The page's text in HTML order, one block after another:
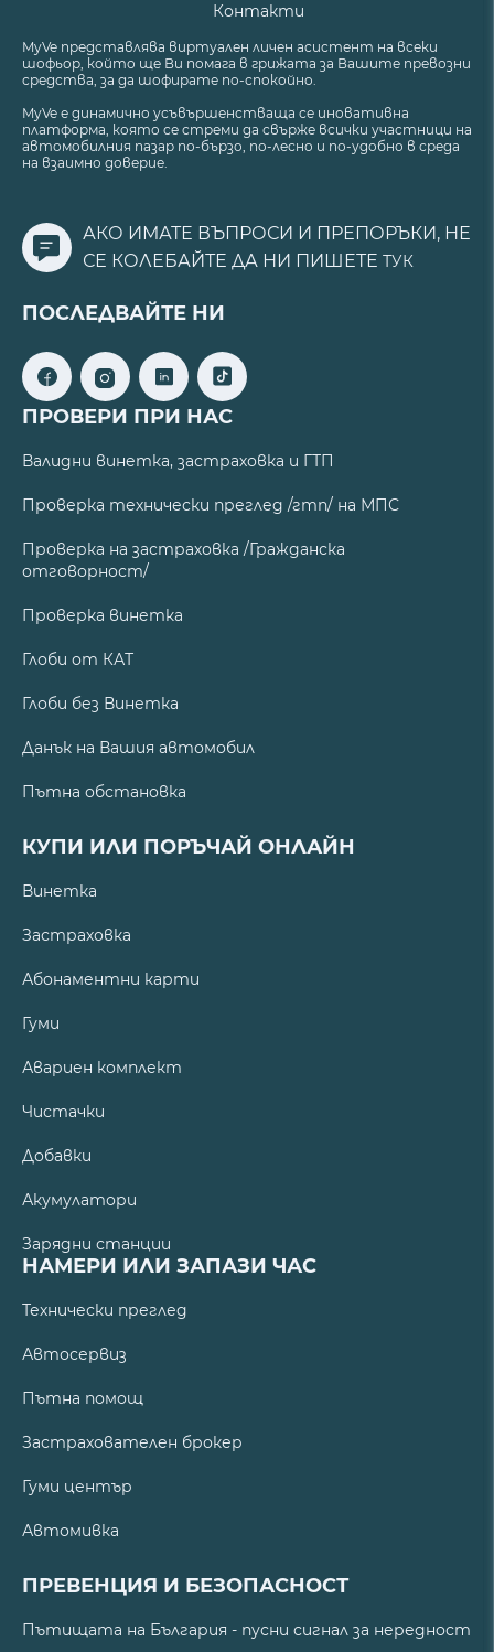
Контакти
MyVe представлява виртуален личен асистент на всеки
шофьор, който ще Ви помага в грижата за Вашите превозни
средства, за да шофирате по-спокойно.
MyVe е динамично усъвършенстваща се иновативна
платформа, която се стреми да свърже всички участници на
автомобилния пазар по-бързо, по-лесно и по-удобно в среда
на взаимно доверие.
АКО ИМАТЕ ВЪПРОСИ И ПРЕПОРЪКИ, НЕ
СЕ КОЛЕБАЙТЕ ДА НИ ПИШЕТЕ ТУК
ПОСЛЕДВАЙТЕ НИ
ПРОВЕРИ ПРИ НАС
Валидни винетка, застраховка и ГТП
Проверка технически преглед /гтп/ на МПС
Проверка на застраховка /Гражданска
отговорност/
Проверка винетка
Глоби от КАТ
Глоби без Винетка
Данък на Вашия автомобил
Пътна обстановка
КУПИ ИЛИ ПОРЪЧАЙ ОНЛАЙН
Винетка
Застраховка
Абонаментни карти
Гуми
Авариен комплект
Чистачки
Добавки
Акумулатори
Зарядни станции
НАМЕРИ ИЛИ ЗАПАЗИ ЧАС
Технически преглед
Автосервиз
Пътна помощ
Застрахователен брокер
Гуми център
Автомивка
ПРЕВЕНЦИЯ И БЕЗОПАСНОСТ
Пътищата на България - пусни сигнал за нередност